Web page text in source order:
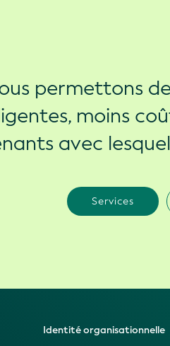
permettons
moins
avec
Services
Identité organisationnelle